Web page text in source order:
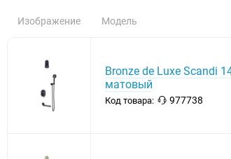
Изображение Модель
Bronze de Luxe Scandi
матовый
Код товара: 977738